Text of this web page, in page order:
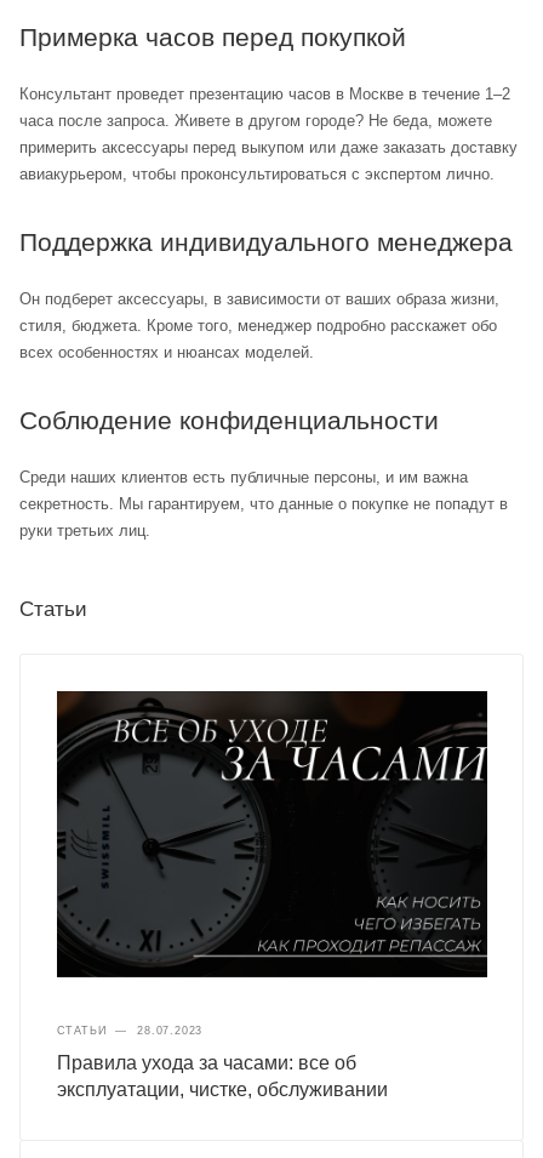
Примерка часов перед покупкой
Консультант проведет презентацию часов в Москве в течение 1–2
часа после запроса. Живете в другом городе? Не беда, можете
примерить аксессуары перед выкупом или даже заказать доставку
авиакурьером, чтобы проконсультироваться с экспертом лично.
Поддержка индивидуального менеджера
Он подберет аксессуары, в зависимости от ваших образа жизни,
стиля, бюджета. Кроме того, менеджер подробно расскажет обо
всех особенностях и нюансах моделей.
Соблюдение конфиденциальности
Среди наших клиентов есть публичные персоны, и им важна
секретность. Мы гарантируем, что данные о покупке не попадут в
руки третьих лиц.
Статьи
СТАТЬИ — 28.07.2023
Правила ухода за часами: все об
эксплуатации, чистке, обслуживании